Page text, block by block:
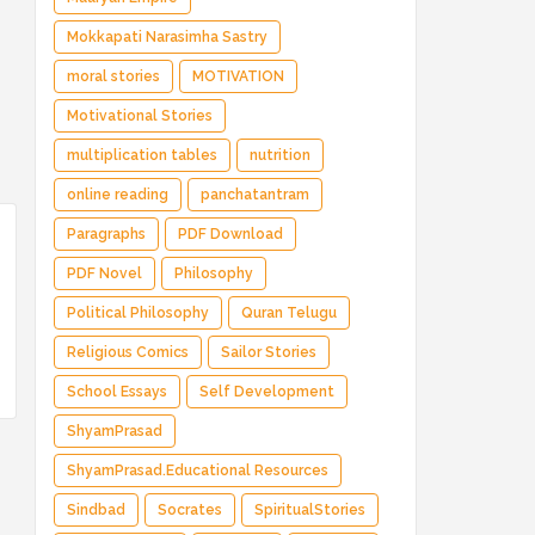
Mokkapati Narasimha Sastry
moral stories MOTIVATION
Motivational Stories
multiplication tables nutrition
online reading panchatantram
Paragraphs PDF Download
PDF Novel Philosophy
Political Philosophy Quran Telugu
Religious Comics Sailor Stories
School Essays Self Development
ShyamPrasad
ShyamPrasad.Educational Resources
Sindbad Socrates SpiritualStories